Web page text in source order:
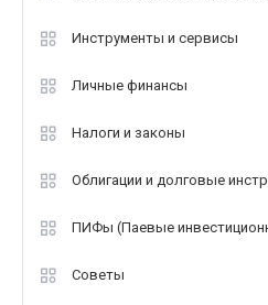
Инструменты и сервисы
Личные финансы
Налоги и законы
Облигации и долговые
ПИФы (Паевые
Советы